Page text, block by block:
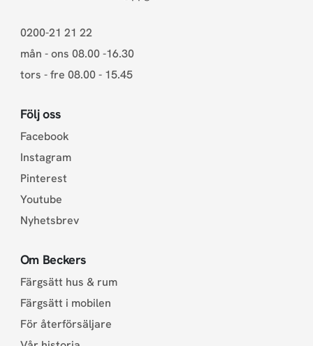
0200-21 21 22
mån - ons 08.00 -16.30
tors - fre 08.00 - 15.45
Följ oss
Facebook
Instagram
Pinterest
Youtube
Nyhetsbrev
Om Beckers
Färgsätt hus & rum
Färgsätt i mobilen
För återförsäljare